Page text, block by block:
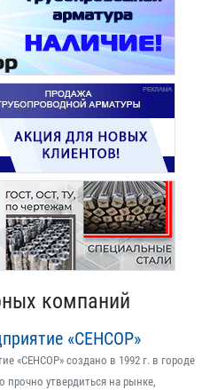
компаний
«СЕНСОР»
«СЕНСОР» создано в 1992 г. в городе
прочно утвердиться на рынке,